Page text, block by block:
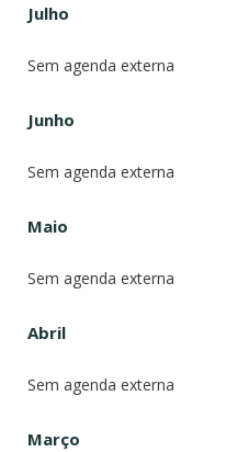
Julho
Sem agenda externa
Junho
Sem agenda externa
Maio
Sem agenda externa
Abril
Sem agenda externa
Março